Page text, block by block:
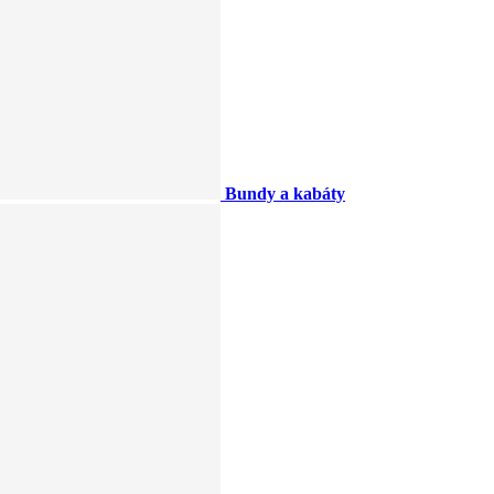
Bundy a kabáty